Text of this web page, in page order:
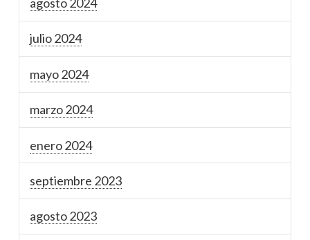
julio 2024
mayo 2024
marzo 2024
enero 2024
septiembre 2023
agosto 2023